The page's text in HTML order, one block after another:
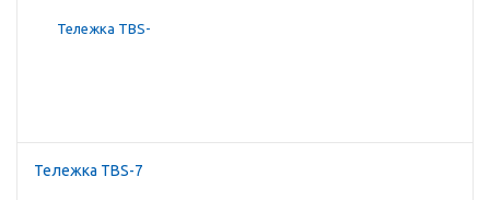
Тележка TBS-7